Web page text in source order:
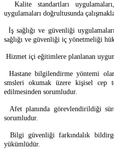
Kalite standartları
uygulamaları doğrultusunda
İş sağlığı ve güvenliği
sağlığı ve güvenliği iç yönetmeliği
Hizmet içi eğitimlere planlanan
Hastane bilgilendirme yöntemi
smsleri okumak üzere kişisel cep
edilmesinden sorumludur.
Afet planında görevlendirildiği
sorumludur.
Bilgi güvenliği farkındalık
yükümlüdür.